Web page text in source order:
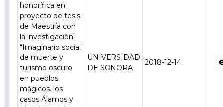
honorífica en
proyecto de tesis
de Maestría con
la investigación;
“Imaginario social
de muerte y
turismo oscuro
en pueblos
mágicos. los
casos Álamos y
UNIVERSIDAD
DE SONORA
2018-12-14